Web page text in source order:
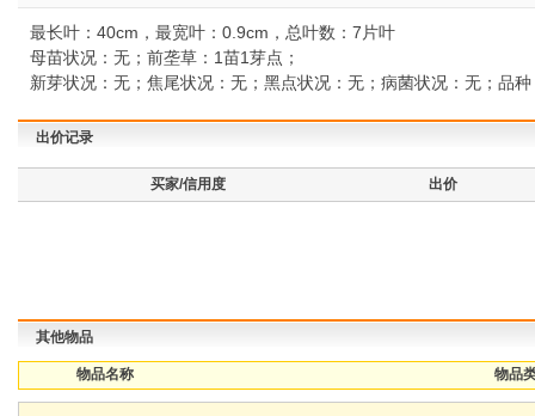
最长叶：40cm，最宽叶：0.9cm，总叶数：7片叶
母苗状况：无；前垄草：1苗1芽点；
新芽状况：无；焦尾状况：无；黑点状况：无；病菌状况：无；品
出价记录
买家/信用度 出价
其他物品
物品名称 物品